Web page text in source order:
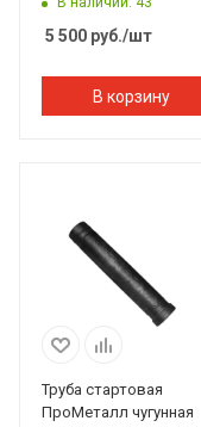
5 500 руб./шт
В корзину
Труба стартовая
ПроМеталл чугунная